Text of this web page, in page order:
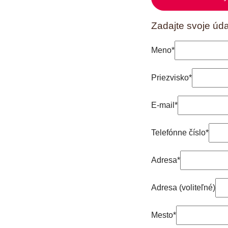
Zadajte svoje
Meno*
Priezvisko*
E-mail*
Telefónne číslo*
Adresa*
Adresa (voliteľné)
Mesto*